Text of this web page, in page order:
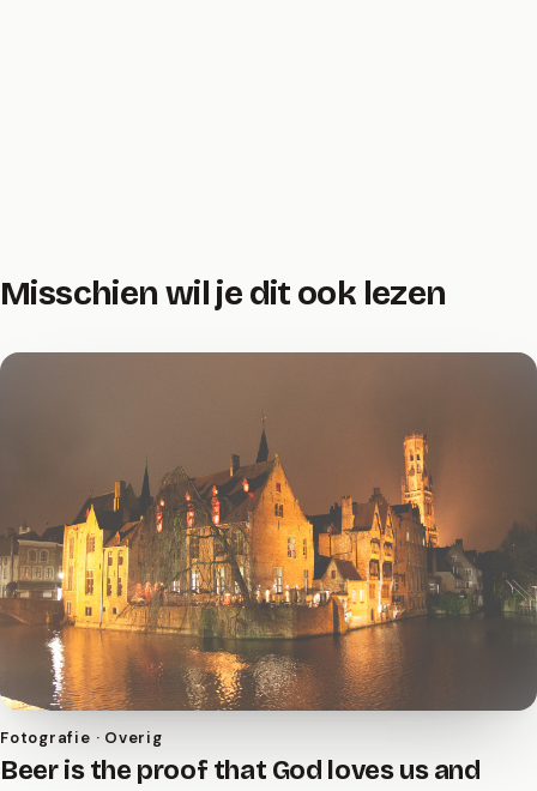
Misschien wil je dit ook lezen
Fotografie · Overig
Beer is the proof that God loves us and